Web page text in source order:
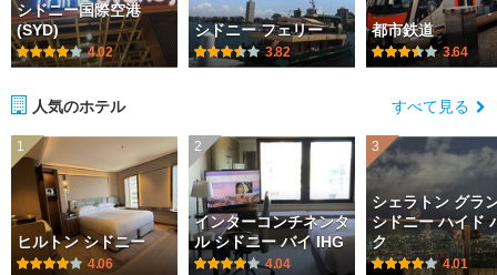
シドニー国際空港
(SYD)
4.02
シドニー フェリー
3.82
都市鉄道
3.64
人気のホテル すべて見る
1
ヒルトン シドニー
4.06
2
インターコンチネンタ
ル シドニー バイ IHG
4.04
3
シェラトン グラ
シドニー ハイド
ク
4.01